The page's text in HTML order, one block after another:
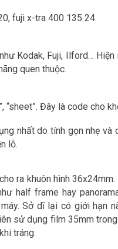
fuji x-tra 400 135 24
Kodak, Fuji, Ilford…
quen thuộc.
“sheet”. Đây là code cho
nhất do tính gọn nhẹ
lỗ.
ra khuôn hình
half frame hay
Sở dĩ lại có giới hạn
sử dụng film 35mm
tráng.